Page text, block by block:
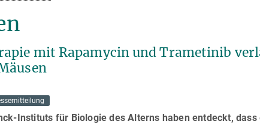
mit Rapamycin und Trametinib
Instituts für Biologie des Alterns haben entdeckt,